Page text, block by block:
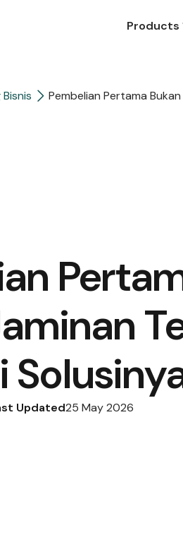
Products
Pembelian Pertama
Updated25 May 2026